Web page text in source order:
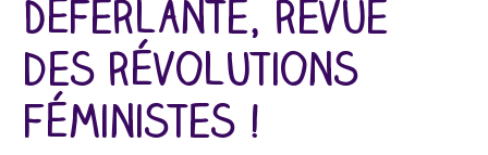
Déferlante, revue
des révolutions
féministes !